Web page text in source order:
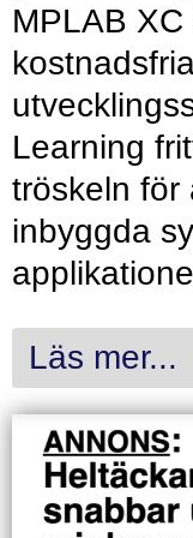
MPLAB
Learning
tröskeln för
inbyggda
Läs mer...